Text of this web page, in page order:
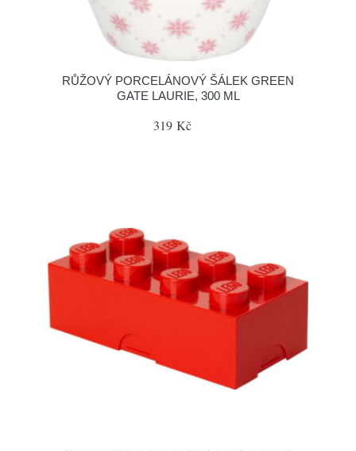
RŮŽOVÝ PORCELÁNOVÝ ŠÁLEK GREEN
GATE LAURIE, 300 ML
319 Kč